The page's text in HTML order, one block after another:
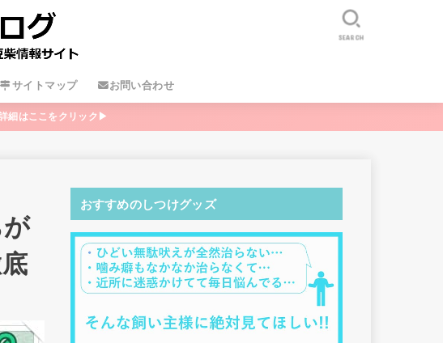
サイトマップ お問い合わせ
SEARCH
細はここをクリック▶
おすすめのしつけグッズ